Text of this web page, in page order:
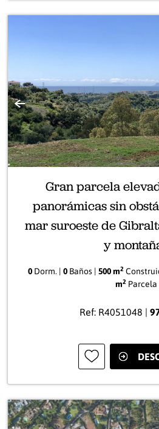
Anterior
Gran parcela
panorámicas sin
mar suroeste de
y
0Dorm. | 0Baños | 500 m2
m2Parcela
Ref: R4051048 |